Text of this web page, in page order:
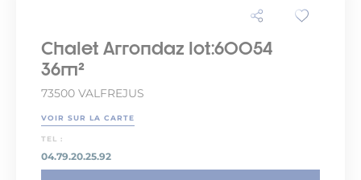
Chalet Arrondaz lot:60054
36m²
73500 VALFREJUS
VOIR SUR LA CARTE
TEL :
04.79.20.25.92